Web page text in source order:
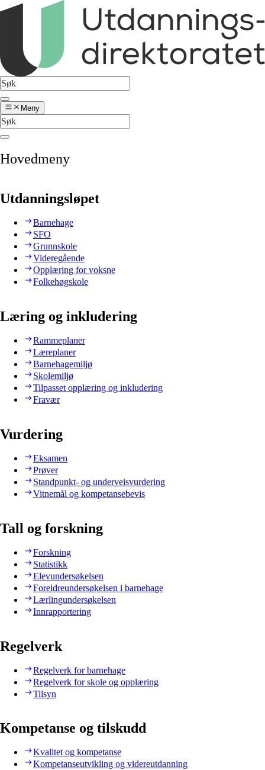
Meny
Hovedmeny
Utdanningsløpet
Barnehage
SFO
Grunnskole
Videregående
Opplæring for voksne
Folkehøgskole
Læring og inkludering
Rammeplaner
Læreplaner
Barnehagemiljø
Skolemiljø
Tilpasset opplæring og inkludering
Fravær
Vurdering
Eksamen
Prøver
Standpunkt- og underveisvurdering
Vitnemål og kompetansebevis
Tall og forskning
Forskning
Statistikk
Elevundersøkelsen
Foreldreundersøkelsen i barnehage
Lærlingundersøkelsen
Innrapportering
Regelverk
Regelverk for barnehage
Regelverk for skole og opplæring
Tilsyn
Kompetanse og tilskudd
Kvalitet og kompetanse
Kompetanseutvikling og videreutdanning